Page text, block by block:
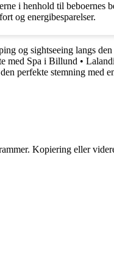
i henhold til beboernes
og energibesparelser.
og sightseeing langs
med Spa i Billund •
perfekte stemning med
Kopiering eller